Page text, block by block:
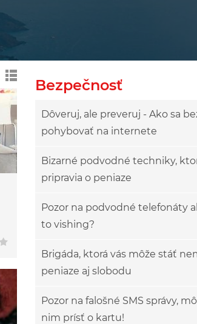
Bezpečnosť
Dôveruj, ale preveruj - Ako sa
pohybovať na internete
Bizarné podvodné techniky,
pripravia o peniaze
Pozor na podvodné telefonáty
to vishing?
Brigáda, ktorá vás môže stáť
peniaze aj slobodu
Pozor na falošné SMS správy,
nim prísť o kartu!